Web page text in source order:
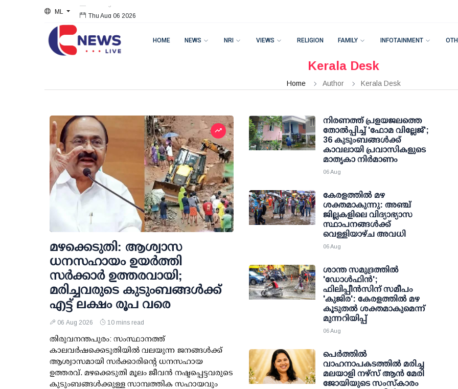
ML Thu Aug 06 2026
HOME NEWS NRI VIEWS RELIGION FAMILY INFOTAINMENT
Kerala Desk
Home Author Kerala Desk
മഴക്കെടുതി: ആശ്വാസ
ധനസഹായം ഉയര്‍ത്തി
സര്‍ക്കാര്‍ ഉത്തരവായി;
മരിച്ചവരുടെ കുടുംബങ്ങള്‍ക്ക്
എട്ട് ലക്ഷം രൂപ വരെ
06 Aug 2026 10 mins read
തിരുവനന്തപുരം: സംസ്ഥാനത്ത്
കാലവര്‍ഷക്കെടുതിയില്‍ വലയുന്ന ജനങ്ങള്‍ക്ക്
ആശ്വാസമായി സര്‍ക്കാരിന്റെ ധനസഹായ
ഉത്തരവ്. മഴക്കെടുതി മൂലം ജീവന്‍ നഷ്ടപ്പെട്ടവരുടെ
കുടുംബങ്ങള്‍ക്കുള്ള സാമ്പത്തിക സഹായവും
നിരണത്ത് പ്രളയജലത്തെ
തോല്‍പ്പിച്ച് 'ഫോമ വില്ലേജ്';
36 കുടുംബങ്ങള്‍ക്ക്
കാവലായി പ്രവാസികളുടെ
മാതൃകാ നിര്‍മാണം
06 Aug
കേരളത്തില്‍ മഴ
ശക്തമാകുന്നു: അഞ്ച്
ജില്ലകളിലെ വിദ്യാഭ്യാസ
സ്ഥാപനങ്ങള്‍ക്ക്
വെള്ളിയാഴ്ച അവധി
06 Aug
ശാന്ത സമുദ്രത്തില്‍
'ഡോള്‍ഫിന്‍';
ഫിലിപ്പീന്‍സിന് സമീപം
'കുജിര': കേരളത്തില്‍ മഴ
കൂടുതല്‍ ശക്തമാകുമെന്ന്
മുന്നറിയിപ്പ്
06 Aug
പെർത്തിൽ
വാഹനാപകടത്തിൽ മരിച്ച
മലയാളി നഴ്സ് ആൻ മേരി
ജോയിയുടെ സംസ്കാരം